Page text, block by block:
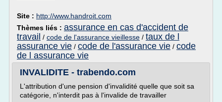
Site : http://www.handroit.com
Thèmes liés : assurance en cas d'accident de
travail / code de l'assurance vieillesse / taux de l
assurance vie / code de l'assurance vie / code
de l assurance vie
INVALIDITE - trabendo.com
L'attribution d'une pension d'invalidité quelle que soit sa
catégorie, n'interdit pas à l'invalide de travailler